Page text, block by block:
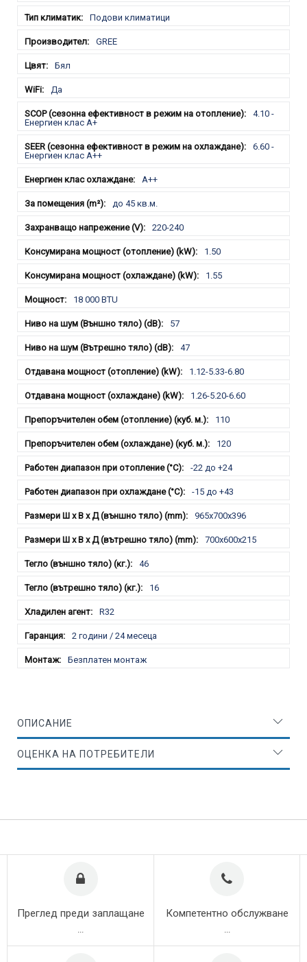
Подови климатици
GREE
Бял
Да
4.10 -
Енергиен клас A+
6.60 -
Енергиен клас A++
A++
до 45 кв.м.
220-240
1.50
1.55
18 000 BTU
57
47
1.12-5.33-6.80
1.26-5.20-6.60
110
120
-22 до +24
-15 до +43
965x700x396
700x600x215
46
16
R32
2 години / 24 месеца
Безплатен монтаж
ОПИСАНИЕ
ОЦЕНКА НА ПОТРЕБИТЕЛИ
Преглед преди заплащане Компетентно обслужване